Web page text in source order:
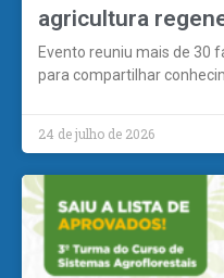
agricultura
Evento reuniu mais de 30
para compartilhar
24 de julho de 2026